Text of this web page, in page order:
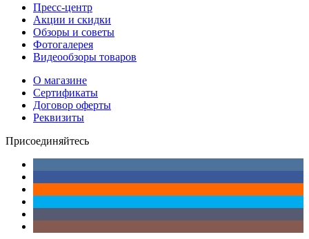
Пресс-центр
Акции и скидки
Обзоры и советы
Фотогалерея
Видеообзоры товаров
О магазине
Сертификаты
Договор оферты
Реквизиты
Присоединяйтесь